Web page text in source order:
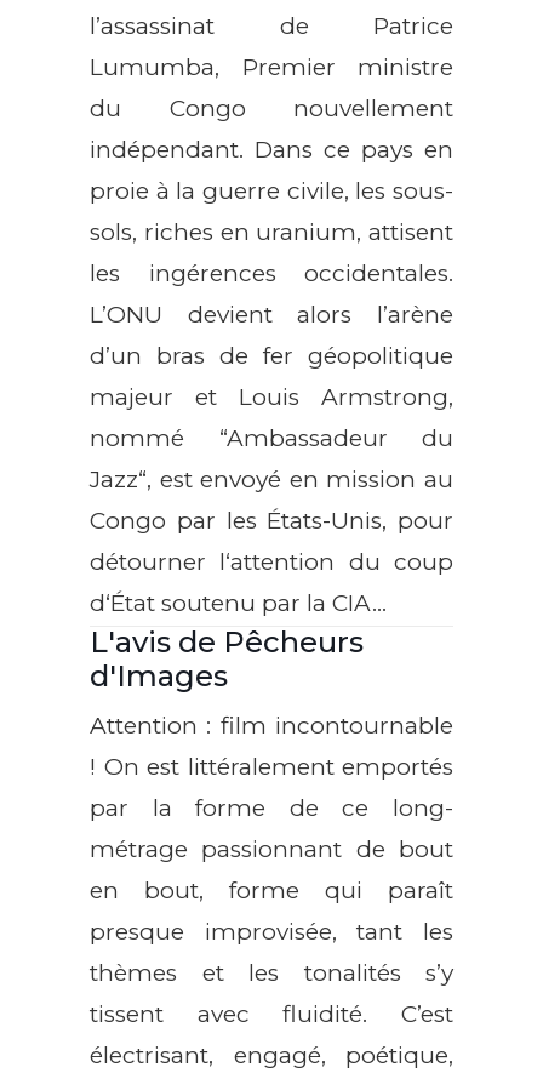
l’assassinat de Patrice
Lumumba, Premier ministre
du Congo nouvellement
indépendant. Dans ce pays en
proie à la guerre civile, les sous-
sols, riches en uranium, attisent
les ingérences occidentales.
L’ONU devient alors l’arène
d’un bras de fer géopolitique
majeur et Louis Armstrong,
nommé “Ambassadeur du
Jazz“, est envoyé en mission au
Congo par les États-Unis, pour
détourner l‘attention du coup
d‘État soutenu par la CIA…
L'avis de Pêcheurs
d'Images
Attention : film incontournable
! On est littéralement emportés
par la forme de ce long-
métrage passionnant de bout
en bout, forme qui paraît
presque improvisée, tant les
thèmes et les tonalités s’y
tissent avec fluidité. C’est
électrisant, engagé, poétique,